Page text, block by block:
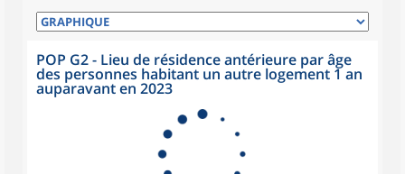
POP G2 - Lieu de résidence antérieure par âge
des personnes habitant un autre logement 1 an
auparavant en 2023